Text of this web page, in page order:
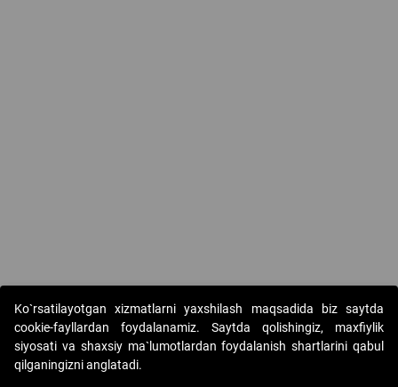
Copyright © 2017-2026. "Elektron onlayn-auksionlarni
Ko`rsatilayotgan xizmatlarni yaxshilash maqsadida biz saytda
cookie-fayllardan foydalanamiz. Saytda qolishingiz, maxfiylik
siyosati va shaxsiy ma`lumotlardan foydalanish shartlarini qabul
qilganingizni anglatadi.